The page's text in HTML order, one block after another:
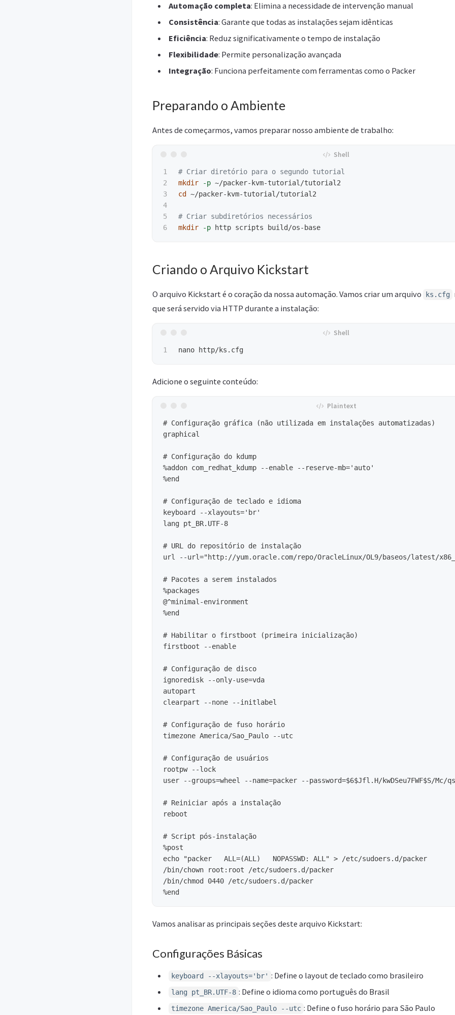
Automação completa: Elimina a necessidade de intervenção manual
Consistência: Garante que todas as instalações sejam idênticas
Eficiência: Reduz significativamente o tempo de instalação
Flexibilidade: Permite personalização avançada
Integração: Funciona perfeitamente com ferramentas como o Packer
Preparando o Ambiente
Antes de começarmos, vamos preparar nosso ambiente de trabalho:
1
2
3
4
5
# Criar diretório para o segundo tutorial
mkdir
-p
cd
~/packer-kvm-tutorial/tutorial2
# Criar subdiretórios necessários
mkdir
-p
Criando o Arquivo Kickstart
O arquivo Kickstart é o coração da nossa automação. Vamos criar um arquivo ks.cfg
que será servido via HTTP durante a instalação:
Adicione o seguinte conteúdo:
# Configuração gráfica (não utilizada em instalações automatizadas)
graphical
# Configuração do kdump
%addon com_redhat_kdump --enable --reserve-mb='auto'
%end
# Configuração de teclado e idioma
keyboard --xlayouts='br'
lang pt_BR.UTF-8
# URL do repositório de instalação
url --url="http://yum.oracle.com/repo/OracleLinux/OL9/baseos/latest/
# Pacotes a serem instalados
%packages
@^minimal-environment
%end
# Habilitar o firstboot (primeira inicialização)
firstboot --enable
# Configuração de disco
ignoredisk --only-use=vda
autopart
clearpart --none --initlabel
# Configuração de fuso horário
timezone America/Sao_Paulo --utc
# Configuração de usuários
rootpw --lock
user --groups=wheel --name=packer --password=$6$Jfl.H/kwDSeu7FWF$S/Mc/
# Reiniciar após a instalação
reboot
# Script pós-instalação
%post
echo "packer   ALL=(ALL)   NOPASSWD: ALL" > /etc/sudoers.d/packer
/bin/chown root:root /etc/sudoers.d/packer
/bin/chmod 0440 /etc/sudoers.d/packer
Vamos analisar as principais seções deste arquivo Kickstart:
Configurações Básicas
keyboard --xlayouts='br' : Define o layout de teclado como brasileiro
lang pt_BR.UTF-8 : Define o idioma como português do Brasil
timezone America/Sao_Paulo --utc : Define o fuso horário para São Paulo